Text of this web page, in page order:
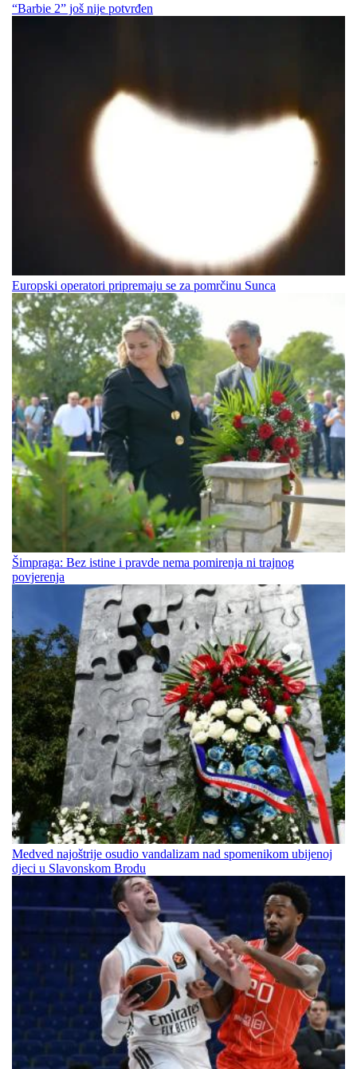
“Barbie 2” još nije potvrđen
Europski operatori pripremaju se za pomrčinu Sunca
Šimpraga: Bez istine i pravde nema pomirenja ni trajnog
povjerenja
Medved najoštrije osudio vandalizam nad spomenikom ubijenoj
djeci u Slavonskom Brodu